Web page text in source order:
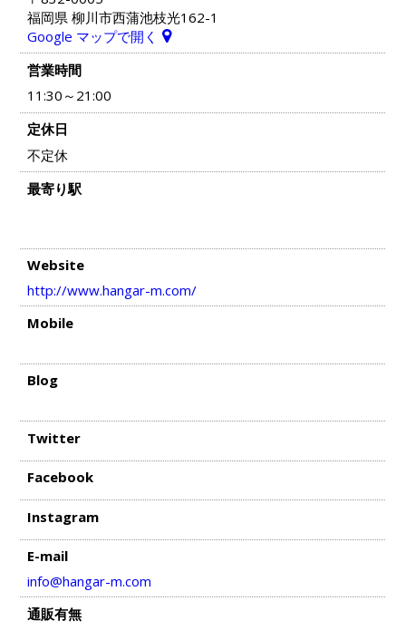
福岡県 柳川市西蒲池枝光162-1
Google マップで開く
営業時間
11:30～21:00
定休日
不定休
最寄り駅
Website
http://www.hangar-m.com/
Mobile
Blog
Twitter
Facebook
Instagram
E-mail
info@hangar-m.com
通販有無